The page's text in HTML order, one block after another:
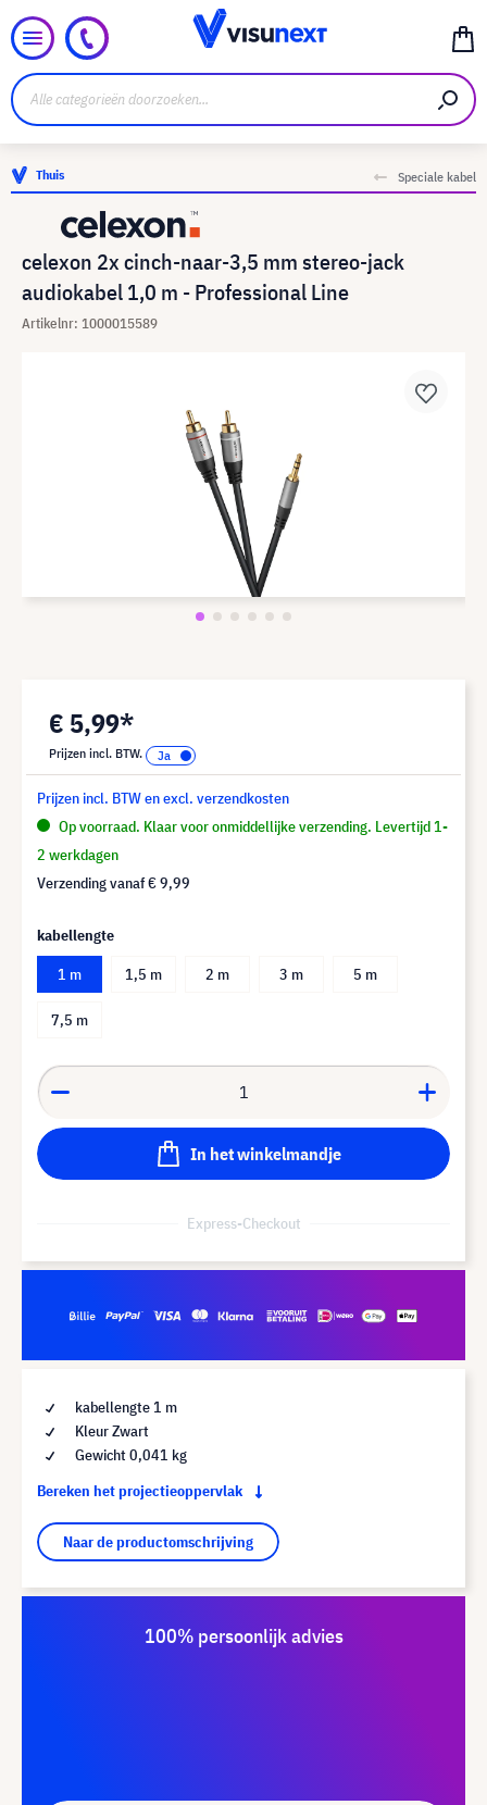
Thuis Speciale kabel
celexon 2x cinch-naar-3,5 mm stereo-jack
audiokabel 1,0 m - Professional Line
Artikelnr: 1000015589
€ 5,99*
Prijzen incl. BTW.
Prijzen incl. BTW en excl. verzendkosten
Op voorraad. Klaar voor onmiddellijke verzending. Levertijd 1-
2 werkdagen
Verzending vanaf€ 9,99
kabellengte
1 m
1,5 m 2 m 3 m 5 m
7,5 m
In het winkelmandje
Express-Checkout
kabellengte 1 m
Kleur Zwart
Gewicht 0,041 kg
Bereken het projectieoppervlak
Naar de productomschrijving
100% persoonlijk advies